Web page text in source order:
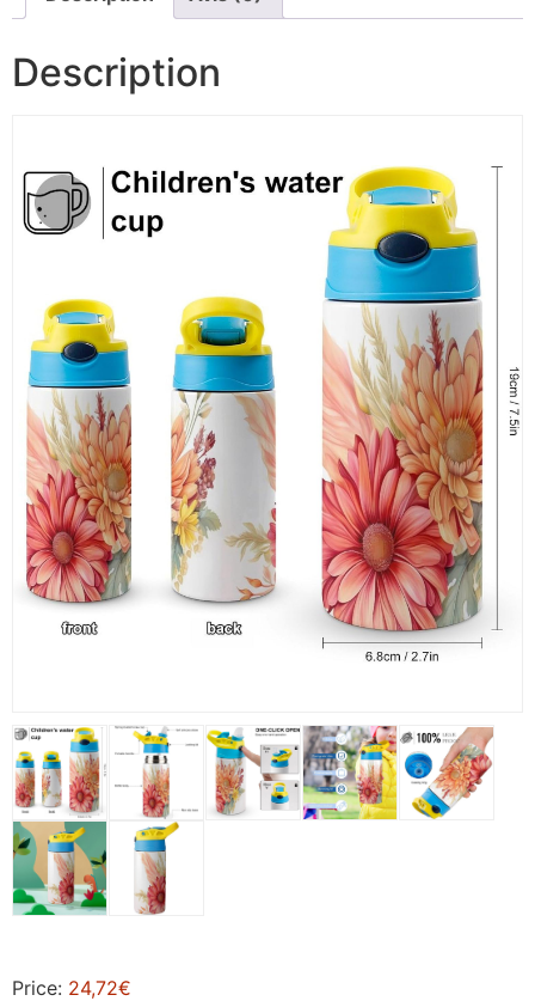
Description
Price: 24,72€